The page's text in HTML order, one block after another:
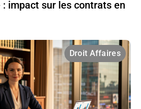
impact sur les contrats en
Droit Affaires